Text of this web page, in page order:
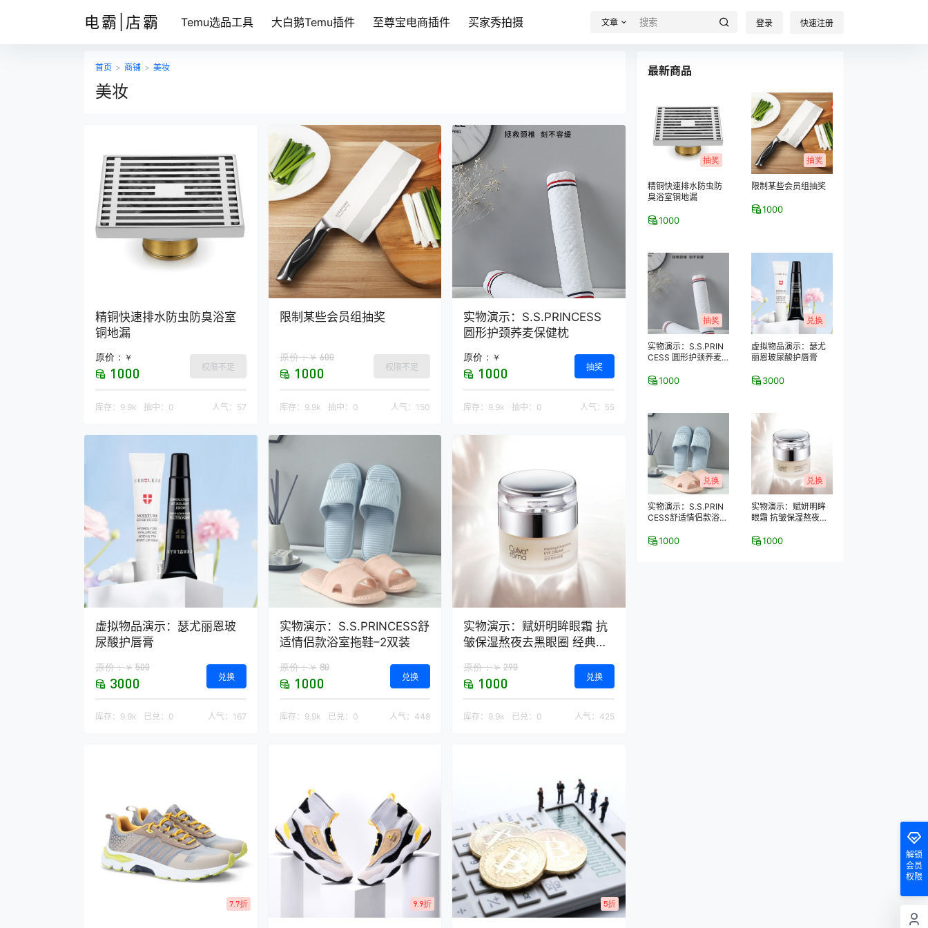
电霸|店霸 Temu选品工具 大白鹅Temu插件 至尊宝电商插件 买家秀拍摄 文章 登录 快速注册
首页 > 商铺 > 美妆
美妆
精铜快速排水防虫防臭浴室
铜地漏
原价： ￥
1000 权限不足
库存： 9.9k 抽中： 0 人气： 57
限制某些会员组抽奖
原价：￥ 600
1000 权限不足
库存： 9.9k 抽中： 0 人气： 150
实物演示：S.S.PRINCESS
圆形护颈荞麦保健枕
原价： ￥
1000 抽奖
库存： 9.9k 抽中： 0 人气： 55
虚拟物品演示：瑟尤丽恩玻
尿酸护唇膏
原价：￥ 500
3000 兑换
库存： 9.9k 已兑： 0 人气： 167
实物演示：S.S.PRINCESS舒
适情侣款浴室拖鞋–2双装
原价：￥ 80
1000 兑换
库存： 9.9k 已兑： 0 人气： 448
实物演示：赋妍明眸眼霜 抗
皱保湿熬夜去黑眼圈 经典热
原价：￥ 290
1000 兑换
库存： 9.9k 已兑： 0 人气： 425
7.7折 9.9折 5折
最新商品
抽奖
精铜快速排水防虫防
臭浴室铜地漏
1000
抽奖
限制某些会员组抽奖
1000
抽奖
实物演示：S.S.PRIN
CESS 圆形护颈荞麦
1000
兑换
虚拟物品演示：瑟尤
丽恩玻尿酸护唇膏
3000
兑换
实物演示：S.S.PRIN
CESS舒适情侣款浴室
1000
兑换
实物演示：赋妍明眸
眼霜 抗皱保湿熬夜去
1000
解锁
会员
权限